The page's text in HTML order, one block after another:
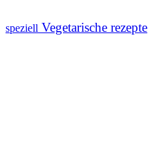
speziell Vegetarische rezepte